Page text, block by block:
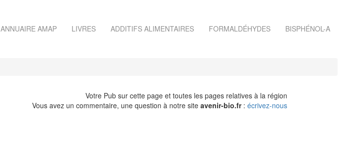
ANNUAIRE AMAP LIVRES ADDITIFS ALIMENTAIRES FORMALDÉHYDES BISPHÉNOL-A
Votre Pub sur cette page et toutes les pages relatives à la région
Vous avez un commentaire, une question à notre site avenir-bio.fr: écrivez-nous